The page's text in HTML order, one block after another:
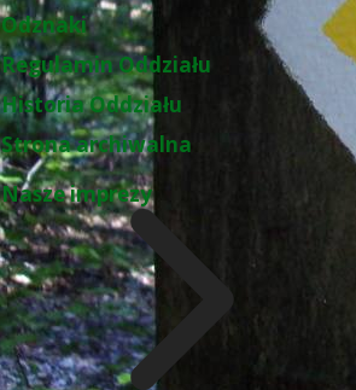
Odznaki
Regulamin Oddziału
Historia Oddziału
Strona archiwalna
Nasze imprezy